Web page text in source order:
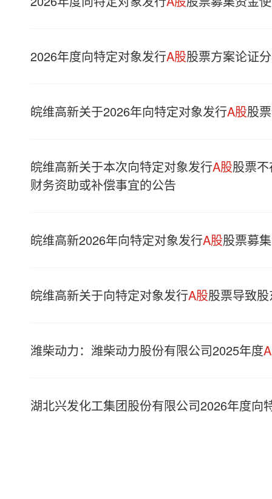
2026年度向特定对象发行A股股票方案论证
皖维高新关于2026年向特定对象发行A股股
皖维高新关于本次向特定对象发行A股股票
财务资助或补偿事宜的公告
皖维高新2026年向特定对象发行A股股票募
皖维高新关于向特定对象发行A股股票导致
潍柴动力：潍柴动力股份有限公司2025年度
湖北兴发化工集团股份有限公司2026年度向